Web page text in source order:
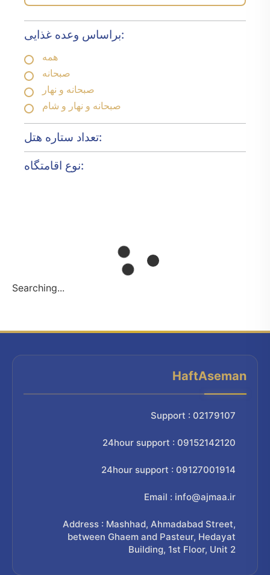
براساس وعده غذایی:
همه
صبحانه
صبحانه و نهار
صبحانه و نهار و شام
تعداد ستاره هتل:
نوع اقامتگاه:
Searching...
HaftAseman
Support : 02179107
24hour support : 09152142120
24hour support : 09127001914
Email : info@ajmaa.ir
Address : Mashhad, Ahmadabad Street,
between Ghaem and Pasteur, Hedayat
Building, 1st Floor, Unit 2